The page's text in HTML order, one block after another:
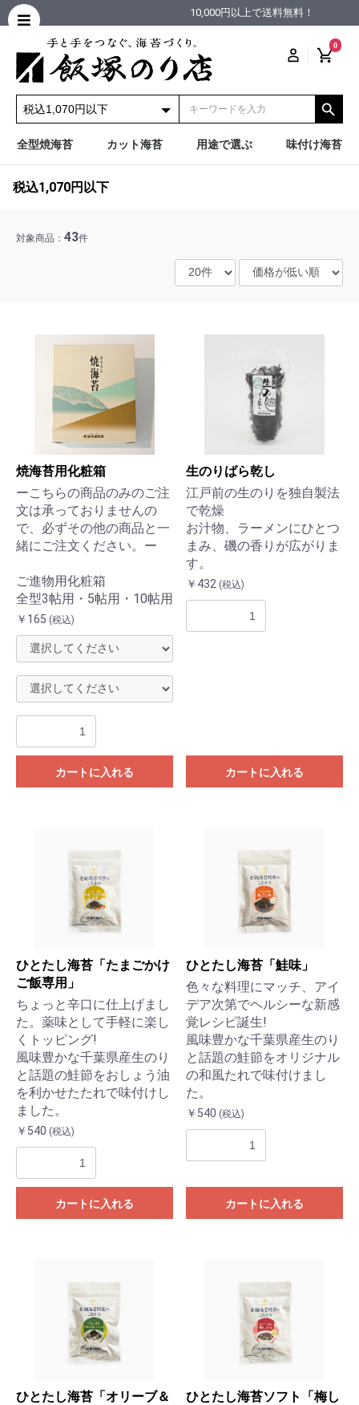
10,000円以上で送料無料！
0
全型焼海苔 カット海苔 用途で選ぶ 味付け海苔
税込1,070円以下
対象商品： 43件
焼海苔用化粧箱
ーこちらの商品のみのご注
文は承っておりませんの
で、必ずその他の商品と一
緒にご注文ください。ー
ご進物用化粧箱
全型3帖用・5帖用・10帖用
￥165 (税込)
カートに入れる
生のりばら乾し
江戸前の生のりを独自製法
で乾燥
お汁物、ラーメンにひとつ
まみ、磯の香りが広がりま
す。
￥432 (税込)
カートに入れる
ひとたし海苔「たまごかけ
ご飯専用」
ちょっと辛口に仕上げまし
た。薬味として手軽に楽し
くトッピング!
風味豊かな千葉県産生のり
と話題の鮭節をおしょう油
を利かせたたれで味付けし
ました。
￥540 (税込)
カートに入れる
ひとたし海苔「鮭味」
色々な料理にマッチ、アイ
デア次第でヘルシーな新感
覚レシピ誕生!
風味豊かな千葉県産生のり
と話題の鮭節をオリジナル
の和風たれで味付けまし
た。
￥540 (税込)
カートに入れる
ひとたし海苔「オリーブ＆
ひとたし海苔ソフト「梅し